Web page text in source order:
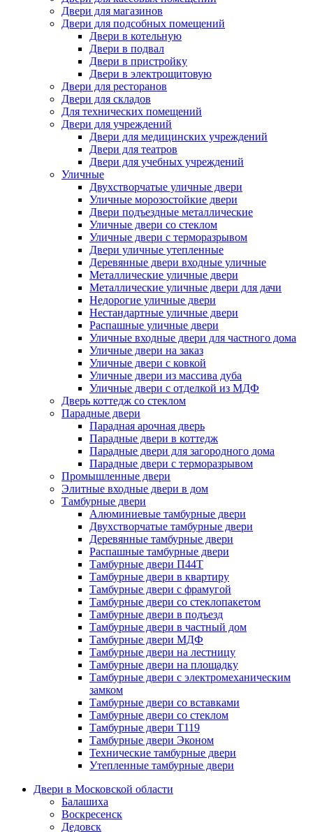
Двери для магазинов
Двери для подсобных помещений
Двери в котельную
Двери в подвал
Двери в пристройку
Двери в электрощитовую
Двери для ресторанов
Двери для складов
Для технических помещений
Двери для учреждений
Двери для медицинских учреждений
Двери для театров
Двери для учебных учреждений
Уличные
Двухстворчатые уличные двери
Уличные морозостойкие двери
Двери подъездные металлические
Уличные двери со стеклом
Уличные двери с терморазрывом
Двери уличные утепленные
Деревянные двери входные уличные
Металлические уличные двери
Металлические уличные двери для дачи
Недорогие уличные двери
Нестандартные уличные двери
Распашные уличные двери
Уличные входные двери для частного дома
Уличные двери на заказ
Уличные двери с ковкой
Уличные двери из массива дуба
Уличные двери с отделкой из МДФ
Дверь коттедж со стеклом
Парадные двери
Парадная арочная дверь
Парадные двери в коттедж
Парадные двери для загородного дома
Парадные двери с терморазрывом
Промышленные двери
Элитные входные двери в дом
Тамбурные двери
Алюминиевые тамбурные двери
Двухстворчатые тамбурные двери
Деревянные тамбурные двери
Распашные тамбурные двери
Тамбурные двери П44Т
Тамбурные двери в квартиру
Тамбурные двери с фрамугой
Тамбурные двери со стеклопакетом
Тамбурные двери в подъезд
Тамбурные двери в частный дом
Тамбурные двери МДФ
Тамбурные двери на лестницу
Тамбурные двери на площадку
Тамбурные двери с электромеханическим
замком
Тамбурные двери со вставками
Тамбурные двери со стеклом
Тамбурные двери Т119
Тамбурные двери Эконом
Технические тамбурные двери
Утепленные тамбурные двери
Двери в Московской области
Балашиха
Воскресенск
Дедовск